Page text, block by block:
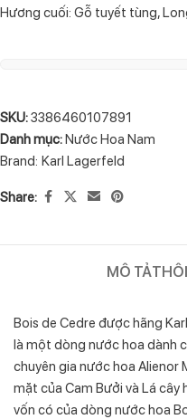
Hương cuối: Gỗ tuyết tùng,
SKU:3386460107891
Danh mục:Nước Hoa Nam
Brand: Karl Lagerfeld
Share:
MÔ TẢ
Bois de Cedre được hãng
là một dòng nước hoa dành
chuyên gia nước hoa Alienor
mặt của Cam Bưởi và Lá
vốn có của dòng nước hoa